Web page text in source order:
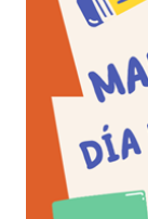
Ideas de
visita! 😉
página y unirte a
👉 Grupo de
WhatsApp y
variedad d...